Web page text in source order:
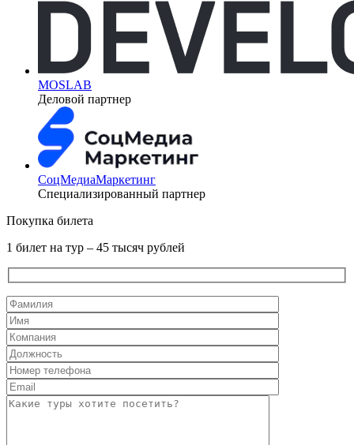
MOSLAB
Деловой партнер
СоцМедиаМаркетинг
Специализированный партнер
Покупка билета
1 билет на тур – 45 тысяч рублей